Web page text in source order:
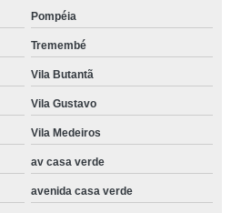
Pompéia
Tremembé
Vila Butantã
Vila Gustavo
Vila Medeiros
av casa verde
avenida casa verde